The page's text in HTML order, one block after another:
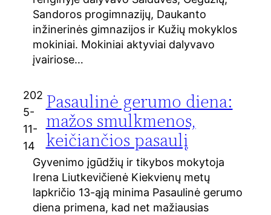
Sandoros progimnazijų, Daukanto
inžinerinės gimnazijos ir Kužių mokyklos
mokiniai. Mokiniai aktyviai dalyvavo
įvairiose…
202
5-
11-
14
Pasaulinė gerumo diena:
mažos smulkmenos,
keičiančios pasaulį
Gyvenimo įgūdžių ir tikybos mokytoja
Irena Liutkevičienė Kiekvienų metų
lapkričio 13-ąją minima Pasaulinė gerumo
diena primena, kad net mažiausias